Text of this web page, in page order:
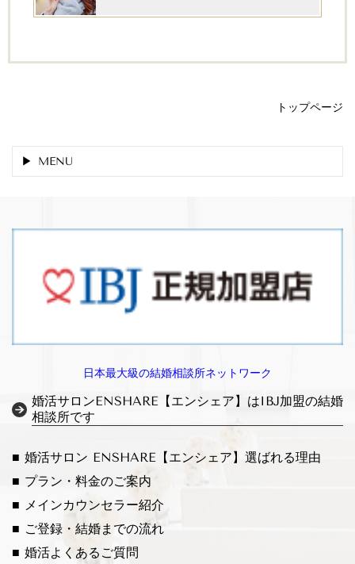
トップページ
MENU
日本最大級の結婚相談所ネットワーク
婚活サロンENSHARE【エンシェア】はIBJ加盟の結婚
相談所です
■ 婚活サロン ENSHARE【エンシェア】 選ばれる理由
■ プラン・料金のご案内
■ メインカウンセラー紹介
■ ご登録・結婚までの流れ
■ 婚活よくあるご質問